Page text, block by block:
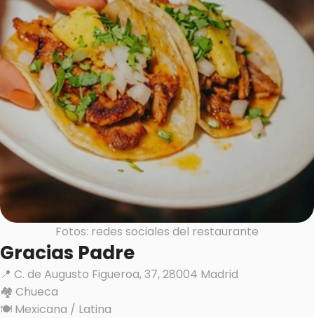
Fotos: redes sociales del restaurante
Gracias Padre
📍 C. de Augusto Figueroa, 37, 28004 Madrid
🏘️ Chueca
🍽️ Mexicana / Latina